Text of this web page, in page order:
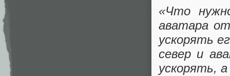
«Что
аватара
ускорять
север и
ускорять,